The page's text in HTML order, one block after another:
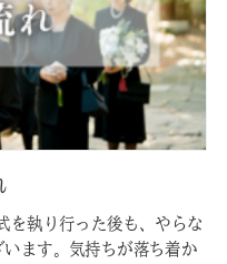
を執り行った後も、やらな
ます。気持ちが落ち着か